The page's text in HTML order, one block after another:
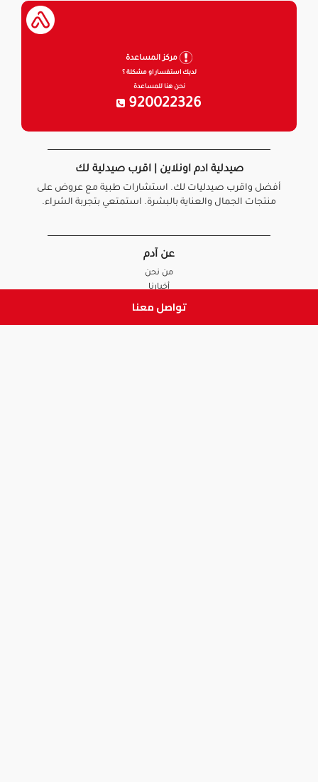
تواصل معنا
مركز المساعدة
لديك استفسار او مشكلة ؟
نحن هنا للمساعدة
920022326
صيدلية ادم اونلاين | اقرب صيدلية لك
أفضل واقرب صيدليات لك. استشارات طبية مع عروض على
منتجات الجمال والعناية بالبشرة. استمتعي بتجربة الشراء.
عن آدم
من نحن
أخبارنا
الأسئلة الشائعة
تواصل معنا